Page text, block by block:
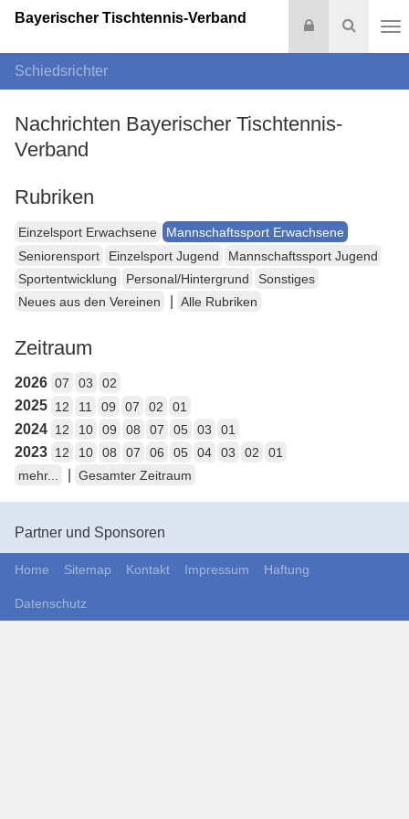
Suche
Login
Bayerischer Tischtennis-Verband
Schiedsrichter
Nachrichten Bayerischer Tischtennis-
Verband
Rubriken
Einzelsport Erwachsene
Mannschaftssport Erwachsene
Seniorensport
Einzelsport Jugend
Mannschaftssport Jugend
Sportentwicklung
Personal/Hintergrund
Sonstiges
Neues aus den Vereinen
Alle Rubriken
Zeitraum
2026 07 03 02
2025 12 11 09 07 02 01
2024 12 10 09 08 07 05 03 01
2023 12 10 08 07 06 05 04 03 02
01
mehr...
Gesamter Zeitraum
Partner und Sponsoren
Home Sitemap Kontakt Impressum Haftung
Datenschutz